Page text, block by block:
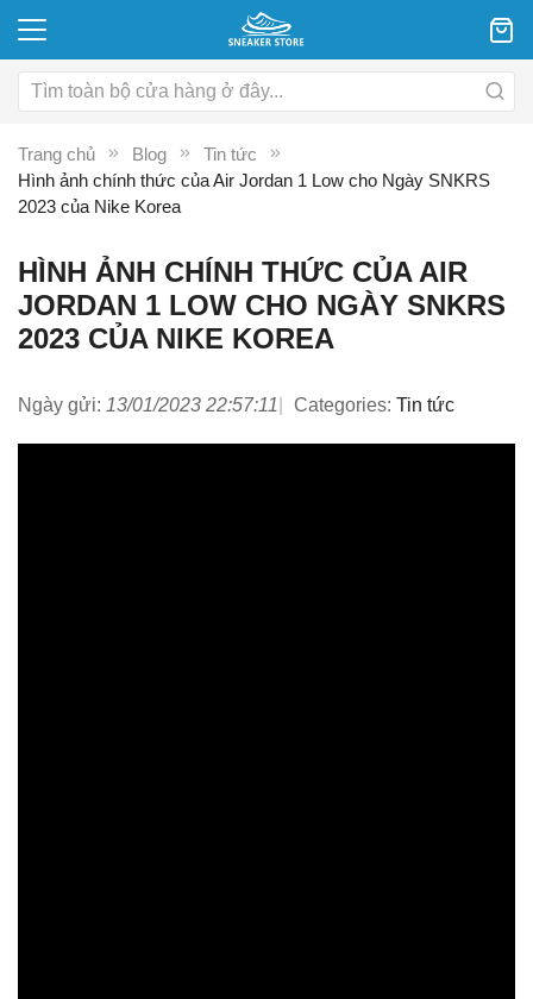
Trang chủ Blog
Tin tức
Hình ảnh chính thức của Air Jordan 1 Low cho Ngày SNKRS
2023 của Nike Korea
HÌNH ẢNH CHÍNH THỨC CỦA AIR
JORDAN 1 LOW CHO NGÀY SNKRS
2023 CỦA NIKE KOREA
Ngày gửi: 13/01/2023 22:57:11 Categories: Tin tức